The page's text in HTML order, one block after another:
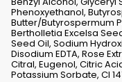
Phenoxyethanol,
Butter/Butyrospermum
Bertholletia Excelsa
Seed Oil, Sodium
Disodium EDTA, Rose
Citral, Eugenol, Citric
Potassium Sorbate, CI